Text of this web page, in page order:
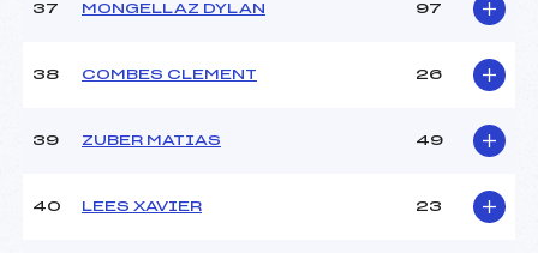
37 MONGELLAZ DYLAN 97
38 COMBES CLEMENT 26
39 ZUBER MATIAS 49
40 LEES XAVIER 23